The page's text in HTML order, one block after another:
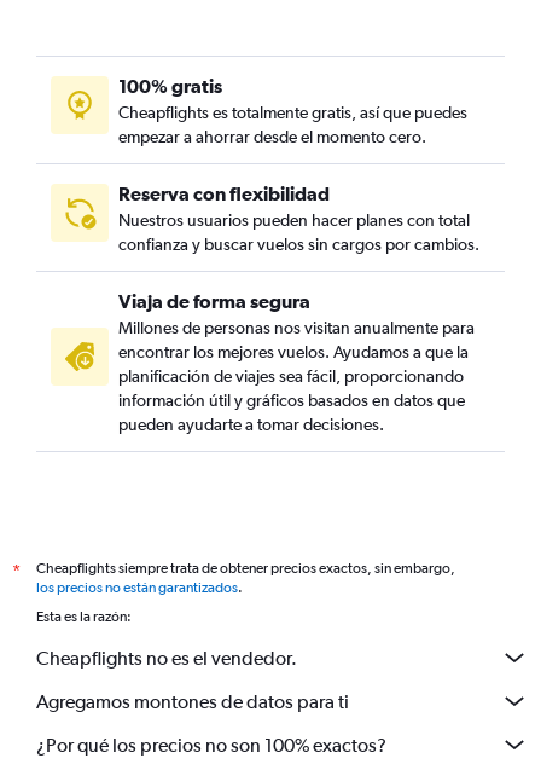
100% gratis
Cheapflights es totalmente gratis, así que puedes
empezar a ahorrar desde el momento cero.
Reserva con flexibilidad
Nuestros usuarios pueden hacer planes con total
confianza y buscar vuelos sin cargos por cambios.
Viaja de forma segura
Millones de personas nos visitan anualmente para
encontrar los mejores vuelos. Ayudamos a que la
planificación de viajes sea fácil, proporcionando
información útil y gráficos basados en datos que
pueden ayudarte a tomar decisiones.
*
Cheapflights siempre trata de obtener precios exactos, sin embargo,
los precios no están garantizados.
Esta es la razón:
Cheapflights no es el vendedor.
Agregamos montones de datos para ti
¿Por qué los precios no son 100% exactos?